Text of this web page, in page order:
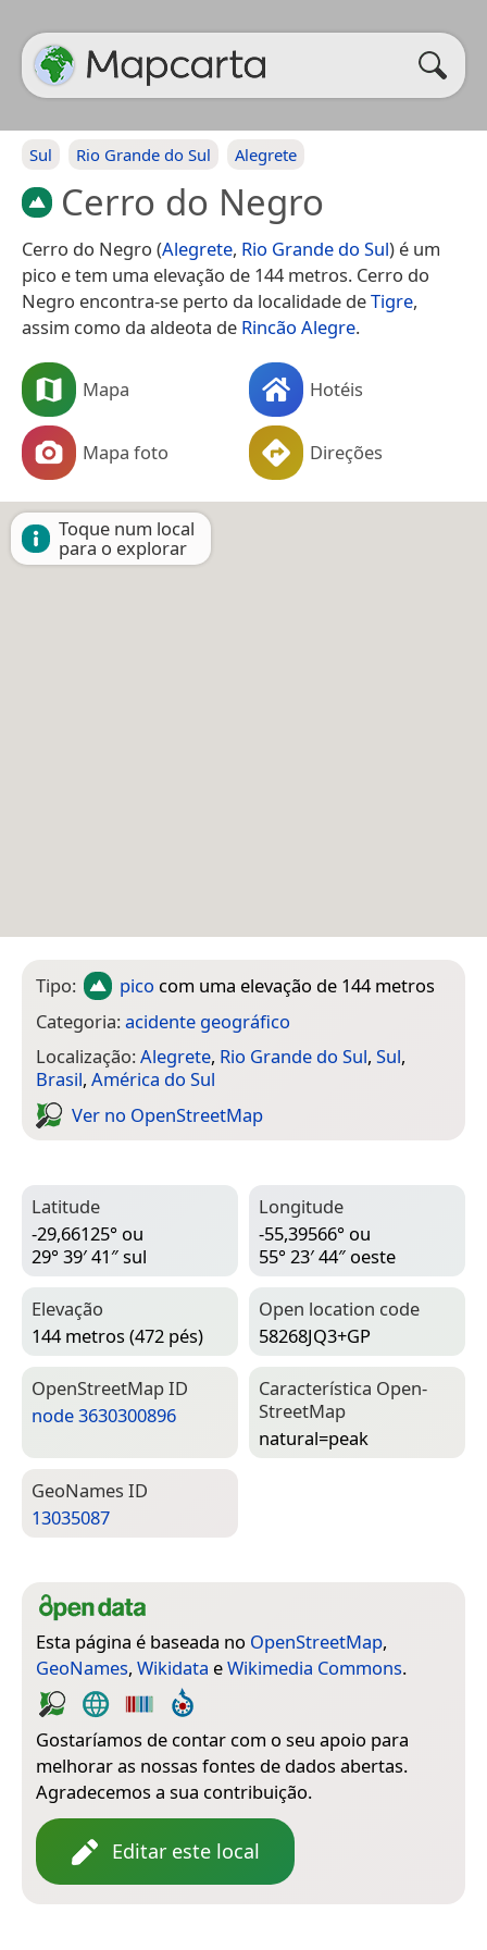
Sul Rio Grande do Sul Alegrete
Cerro do Negro
Cerro do Negro (Alegrete, Rio Grande do Sul) é um
pico e tem uma elevação de 144 metros. Cerro do
Negro encontra-se perto da localidade deTigre,
assim como da aldeota de Rincão Alegre.
Mapa Hotéis
Mapa foto Direções
Toque num local
para o explorar
Tipo: pico com uma elevação de 144 metros
Categoria:acidente geográfico
Localização:Alegrete, Rio Grande do Sul, Sul,
Brasil, América do Sul
Ver no Open­Street­Map
Latitude
-29,66125° ou
29° 39′ 41″ sul
Longitude
-55,39566° ou
55° 23′ 44″ oeste
Elevação
144 metros (472 pés)
Open location code
58268JQ3+GP
Open­Street­Map ID
node 3630300896
Característica Open­
Street­Map
natural=­peak
Geo­Names ID
13035087
Esta página é baseada no OpenStreetMap,
GeoNames, Wikidata eWikimedia Commons.
Gostaríamos de contar com o seu apoio para
melhorar as nossas fontes de dados abertas.
Agradecemos a sua contribuição.
Editar este local